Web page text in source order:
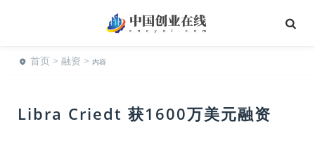
首页 > 融资 > 内容
Libra Criedt 获1600万美元融资